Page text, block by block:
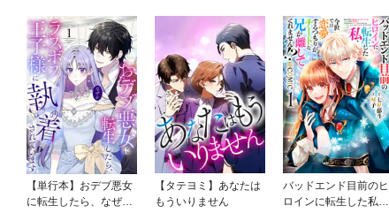
【単行本】おデブ悪女
に転生したら、なぜか
【タテヨミ】あなたは
もういりません
バッドエンド目前のヒ
ロインに転生した私、